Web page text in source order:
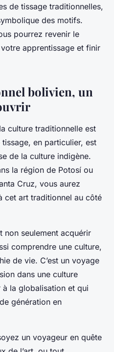
de tissage traditionnelles,
des motifs.
pourrez revenir le
apprentissage et finir
bolivien, un
culture traditionnelle est
en particulier, est
de la culture indigène.
la région de Potosí ou
Cruz, vous aurez
cet art traditionnel au côté
non seulement acquérir
comprendre une culture,
de vie. C’est un voyage
dans une culture
à la globalisation et qui
génération en
un voyageur en quête